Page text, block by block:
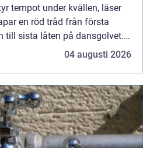
tempot under kvällen, läser
en röd tråd från första
till sista låten på dansgolvet.
en levande fest, där gästerna ...
04 augusti 2026